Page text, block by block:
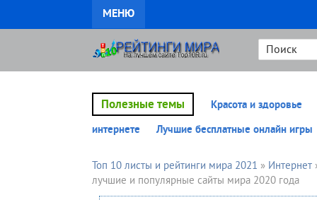
МЕНЮ
Полезные темы
Красота и здоровье
интернете
Лучшие бесплатные онлайн игры
Топ 10 листы и рейтинги мира 2021 » Интернет
лучшие и популярные сайты мира 2020 года